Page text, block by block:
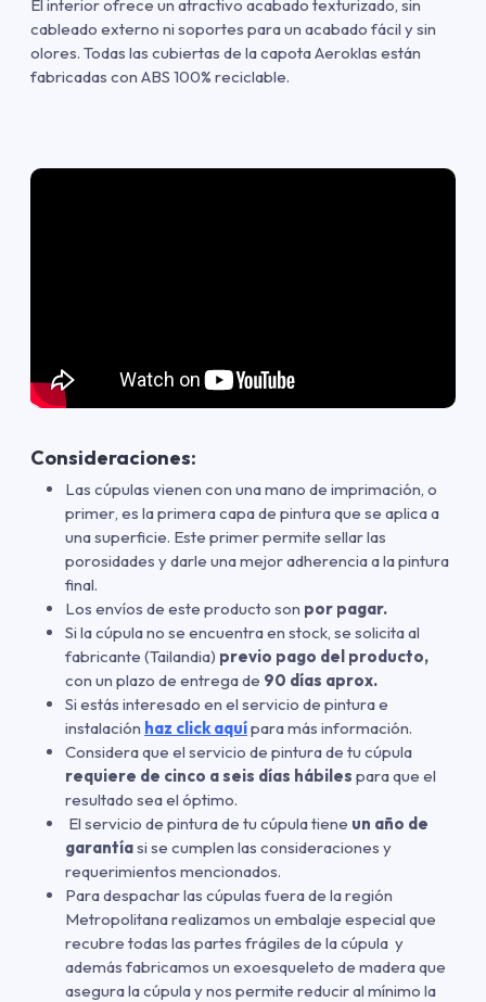
El interior ofrece un atractivo acabado texturizado, sin
cableado externo ni soportes para un acabado fácil y sin
olores. Todas las cubiertas de la capota Aeroklas están
fabricadas con ABS 100% reciclable.
Consideraciones:
Las cúpulas vienen con una mano de imprimación o
primer es la primera capa de pintura que se aplica a
una superficie. Este primer permite sellar las
porosidades y darle una mejor adherencia a la pintura
final.
Los envíos de este producto son por pagar.
Si la cúpula no se encuentra en stock, se solicita al
fabricante (Tailandia) previo pago del producto,
con un plazo de entrega de 90 días aprox.
Si estás interesado en el servicio de pintura e
instalación haz click aquípara más información.
Considera que el servicio de pintura de tu cúpula
requiere de cinco a seis días hábiles para que el
resultado sea el óptimo.
El servicio de pintura de tu cúpula tiene un año de
garantíasi se cumplen las consideraciones y
requerimientos mencionados.
Para despachar las cúpulas fuera de la región
Metropolitana realizamos un embalaje especial que
recubre todas las partes frágiles de la cúpula y
además fabricamos un exoesqueleto de madera que
asegura la cúpula y nos permite reducir al mínimo la